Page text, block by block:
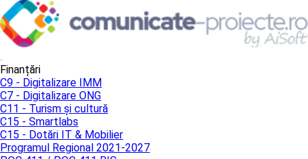
Finanțări
C9 - Digitalizare IMM
C7 - Digitalizare ONG
C11 - Turism și cultură
C15 - Smartlabs
C15 - Dotări IT & Mobilier
Programul Regional 2021-2027